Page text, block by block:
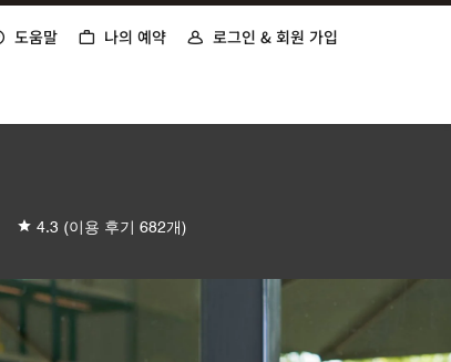
도움말 나의 예약 로그인 & 회원 가입
4.3 (이용 후기 682개)